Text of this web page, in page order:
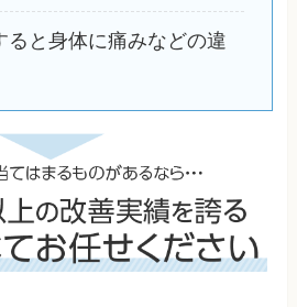
ると身体に痛みなどの違